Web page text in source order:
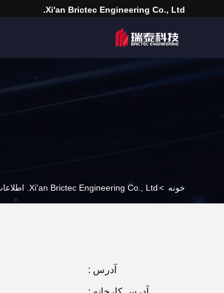
Xi'an Brictec Engineering Co., Ltd.
خونه >Xi'an Brictec Engineering Co., Ltd. اطلاعات تماس
آدرس :